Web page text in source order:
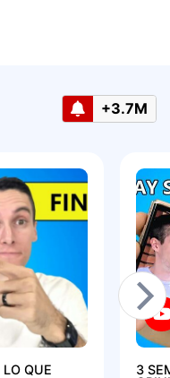
+3.7M
QUE
3